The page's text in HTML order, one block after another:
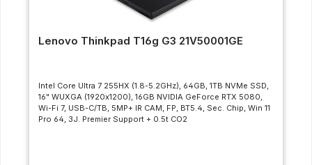
Lenovo Thinkpad T16g G3 21V50001GE
Intel Core Ultra 7 255HX (1.8-5.2GHz), 64GB, 1TB NVMe SSD,
16" WUXGA (1920x1200), 16GB NVIDIA GeForce RTX 5080,
Wi-Fi 7, USB-C/TB, 5MP+ IR CAM, FP, BT5.4, Sec. Chip, Win 11
Pro 64, 3J. Premier Support + 0.5t CO2